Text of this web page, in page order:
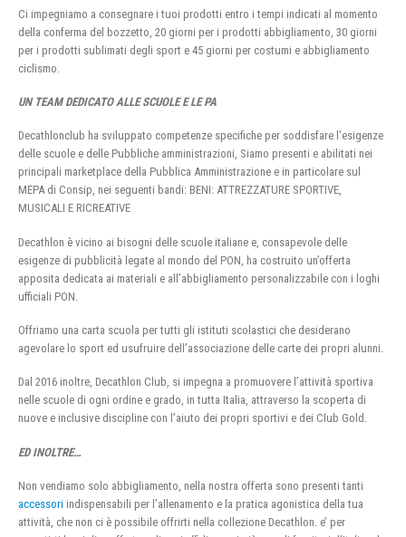
Ci impegniamo a consegnare i tuoi prodotti entro i tempi indicati al momento
della conferma del bozzetto, 20 giorni per i prodotti abbigliamento, 30 giorni
per i prodotti sublimati degli sport e 45 giorni per costumi e abbigliamento
ciclismo.
UN TEAM DEDICATO ALLE SCUOLE E LE PA
Decathlonclub ha sviluppato competenze specifiche per soddisfare l’esigenze
delle scuole e delle Pubbliche amministrazioni, Siamo presenti e abilitati nei
principali marketplace della Pubblica Amministrazione e in particolare sul
MEPA di Consip, nei seguenti bandi: BENI: ATTREZZATURE SPORTIVE,
MUSICALI E RICREATIVE
Decathlon è vicino ai bisogni delle scuole italiane e, consapevole delle
esigenze di pubblicità legate al mondo del PON, ha costruito un’offerta
apposita dedicata ai materiali e all’abbigliamento personalizzabile con i loghi
ufficiali PON.
Offriamo una carta scuola per tutti gli istituti scolastici che desiderano
agevolare lo sport ed usufruire dell’associazione delle carte dei propri alunni.
Dal 2016 inoltre, Decathlon Club, si impegna a promuovere l’attività sportiva
nelle scuole di ogni ordine e grado, in tutta Italia, attraverso la scoperta di
nuove e inclusive discipline con l’aiuto dei propri sportivi e dei Club Gold.
ED INOLTRE…
Non vendiamo solo abbigliamento, nella nostra offerta sono presenti tanti
accessori indispensabili per l’allenamento e la pratica agonistica della tua
attività, che non ci è possibile offrirti nella collezione Decathlon. e’ per